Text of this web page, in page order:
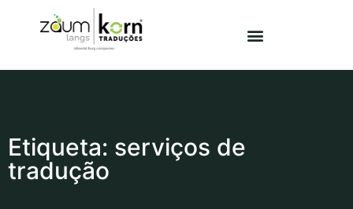
Etiqueta: serviços de
tradução